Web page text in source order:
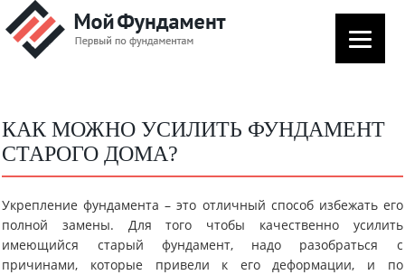
КАК МОЖНО УСИЛИТЬ ФУНДАМЕНТ
СТАРОГО ДОМА?
Укрепление фундамента – это отличный способ избежать его
полной замены. Для того чтобы качественно усилить
имеющийся старый фундамент, надо разобраться с
причинами, которые привели к его деформации, и по